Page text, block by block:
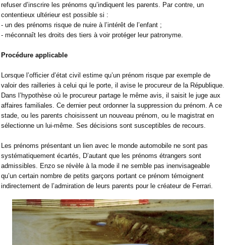
refuser d’inscrire les prénoms qu’indiquent les parents. Par contre, un
contentieux ultérieur est possible si :
- un des prénoms risque de nuire à l’intérêt de l’enfant ;
- méconnaît les droits des tiers à voir protéger leur patronyme.
Procédure applicable
Lorsque l’officier d’état civil estime qu’un prénom risque par exemple de
valoir des railleries à celui qui le porte, il avise le procureur de la République.
Dans l’hypothèse où le procureur partage le même avis, il saisit le juge aux
affaires familiales. Ce dernier peut ordonner la suppression du prénom. A ce
stade, ou les parents choisissent un nouveau prénom, ou le magistrat en
sélectionne un lui-même. Ses décisions sont susceptibles de recours.
Les prénoms présentant un lien avec le monde automobile ne sont pas
systématiquement écartés, D’autant que les prénoms étrangers sont
admissibles. Enzo se révèle à la mode il ne semble pas inenvisageable
qu’un certain nombre de petits garçons portant ce prénom témoignent
indirectement de l’admiration de leurs parents pour le créateur de Ferrari.